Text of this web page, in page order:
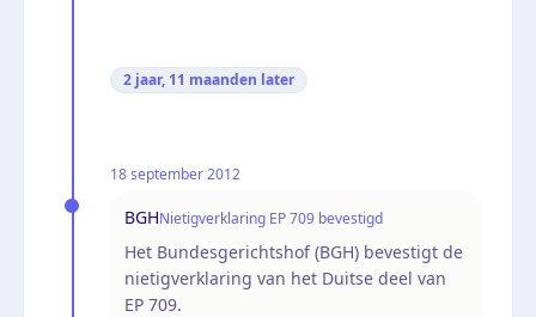
2 jaar, 11 maanden later
18 september 2012
BGHNietigverklaring EP 709 bevestigd
Het Bundesgerichtshof (BGH) bevestigt de
nietigverklaring van het Duitse deel van
EP 709.